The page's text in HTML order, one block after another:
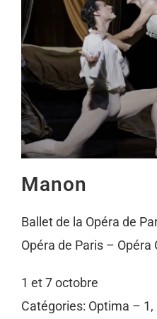
Manon
Ballet de la Opéra de
Opéra de Paris – Opéra
1 et 7 octobre
Catégories: Optima – 1,